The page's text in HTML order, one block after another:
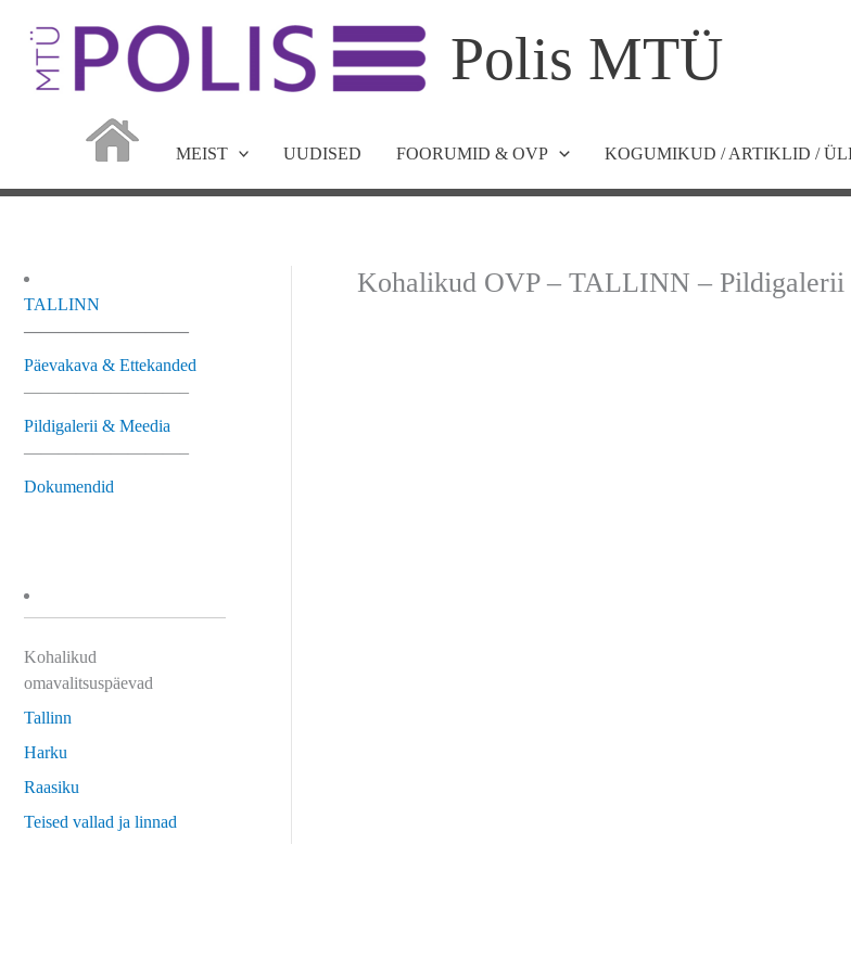
content
Polis MTÜ
MEIST UUDISED FOORUMID & OVP KOGUMIKUD / ARTIKLID /
TALLINN
—————————–
Päevakava & Ettekanded
—————————–
Pildigalerii & Meedia
—————————–
Dokumendid
Kohalikud
omavalitsuspäevad
Tallinn
Harku
Raasiku
Teised vallad ja linnad
Kohalikud OVP – TALLINN – Pildigalerii